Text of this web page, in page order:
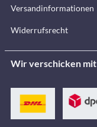
Versandinformationen
Widerrufsrecht
Wir verschicken mit